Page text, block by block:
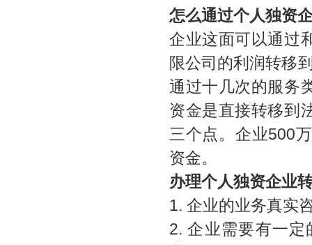
怎么通过个人独资
企业这面可以通过
限公司的利润转移
通过十几次的服务
资金是直接转移到
三个点。企业500
资金。
办理个人独资企业
1. 企业的业务真实
2. 企业需要有一